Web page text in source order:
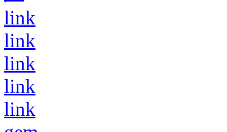
link
link
link
link
link